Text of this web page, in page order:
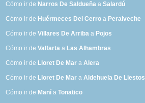
Cómo ir de Narros De Saldueña aSalardú
Cómo ir de Huérmeces Del Cerro a Peralveche
Cómo ir deVillares De Arriba a Pojos
Cómo ir deValfarta a Las Alhambras
Cómo ir de Lloret De Mar aAlera
Cómo ir de Lloret De Mar aAldehuela De Liestos
Cómo ir de Maní aTonatico